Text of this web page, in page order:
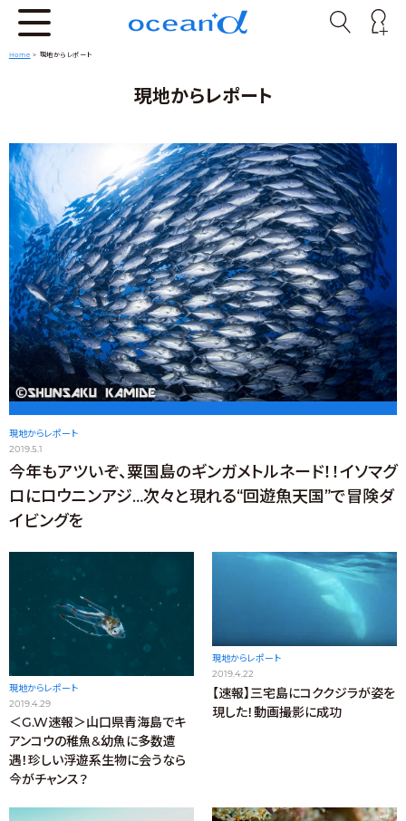
Home > 現地からレポート
現地からレポート
現地からレポート
2019.5.1
今年もアツいぞ、粟国島のギンガメトルネード！！イソマグ
ロにロウニンアジ…次々と現れる“回遊魚天国”で冒険ダ
イビングを
現地からレポート
2019.4.29
＜G.W速報＞山口県青海島でキ
アンコウの稚魚&幼魚に多数遭
遇！珍しい浮遊系生物に会うなら
今がチャンス？
現地からレポート
2019.4.22
【速報】三宅島にコククジラが姿を
現した！動画撮影に成功